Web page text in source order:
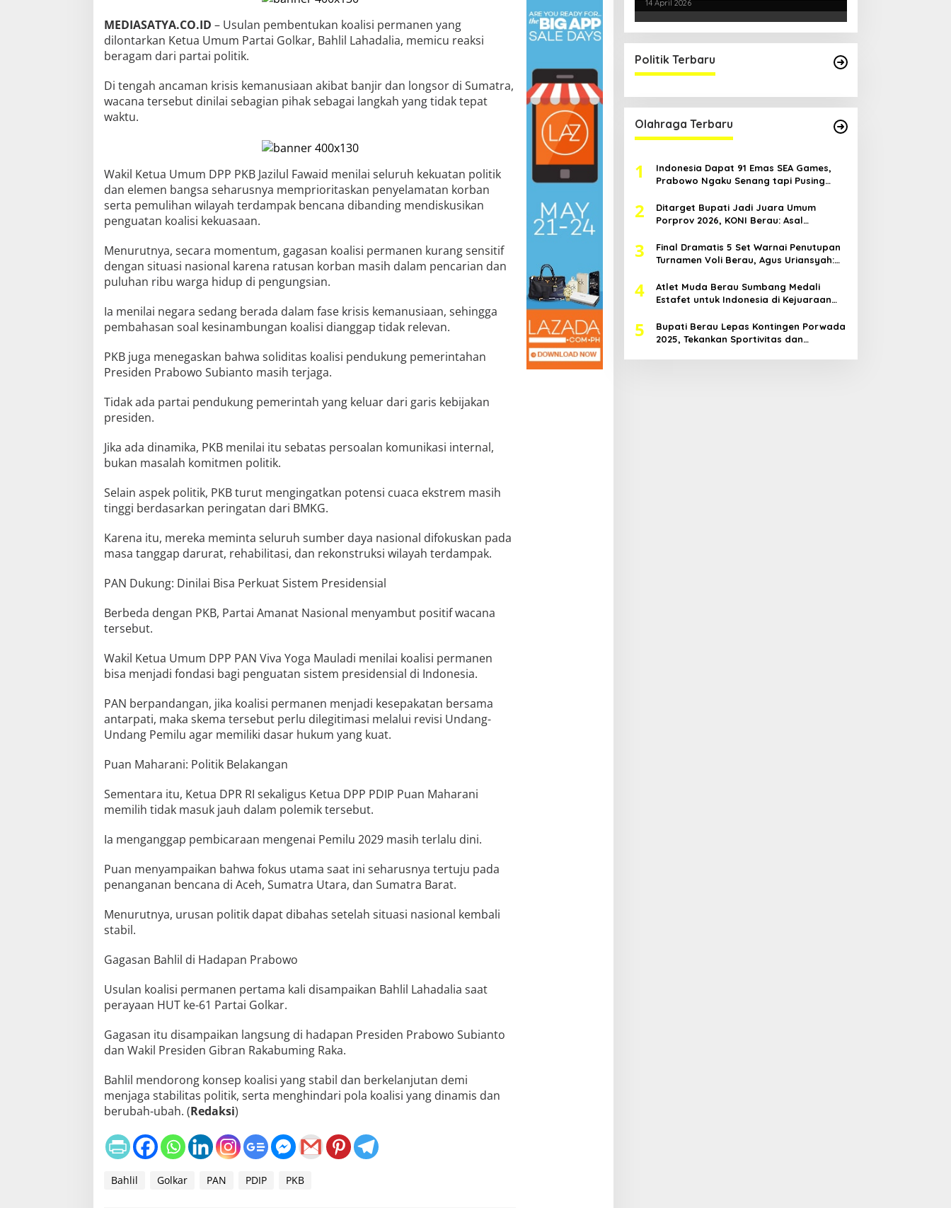
MEDIASATYA.CO.ID – Usulan pembentukan koalisi permanen yang
dilontarkan Ketua Umum Partai Golkar, Bahlil Lahadalia, memicu reaksi
beragam dari partai politik.
Di tengah ancaman krisis kemanusiaan akibat banjir dan longsor di Sumatra,
wacana tersebut dinilai sebagian pihak sebagai langkah yang tidak tepat
waktu.
Wakil Ketua Umum DPP PKB Jazilul Fawaid menilai seluruh kekuatan politik
dan elemen bangsa seharusnya memprioritaskan penyelamatan korban
serta pemulihan wilayah terdampak bencana dibanding mendiskusikan
penguatan koalisi kekuasaan.
Menurutnya, secara momentum, gagasan koalisi permanen kurang sensitif
dengan situasi nasional karena ratusan korban masih dalam pencarian dan
puluhan ribu warga hidup di pengungsian.
Ia menilai negara sedang berada dalam fase krisis kemanusiaan, sehingga
pembahasan soal kesinambungan koalisi dianggap tidak relevan.
PKB juga menegaskan bahwa soliditas koalisi pendukung pemerintahan
Presiden Prabowo Subianto masih terjaga.
Tidak ada partai pendukung pemerintah yang keluar dari garis kebijakan
presiden.
Jika ada dinamika, PKB menilai itu sebatas persoalan komunikasi internal,
bukan masalah komitmen politik.
Selain aspek politik, PKB turut mengingatkan potensi cuaca ekstrem masih
tinggi berdasarkan peringatan dari BMKG.
Karena itu, mereka meminta seluruh sumber daya nasional difokuskan pada
masa tanggap darurat, rehabilitasi, dan rekonstruksi wilayah terdampak.
PAN Dukung: Dinilai Bisa Perkuat Sistem Presidensial
Berbeda dengan PKB, Partai Amanat Nasional menyambut positif wacana
tersebut.
Wakil Ketua Umum DPP PAN Viva Yoga Mauladi menilai koalisi permanen
bisa menjadi fondasi bagi penguatan sistem presidensial di Indonesia.
PAN berpandangan, jika koalisi permanen menjadi kesepakatan bersama
antarpati, maka skema tersebut perlu dilegitimasi melalui revisi Undang-
Undang Pemilu agar memiliki dasar hukum yang kuat.
Puan Maharani: Politik Belakangan
Sementara itu, Ketua DPR RI sekaligus Ketua DPP PDIP Puan Maharani
memilih tidak masuk jauh dalam polemik tersebut.
Ia menganggap pembicaraan mengenai Pemilu 2029 masih terlalu dini.
Puan menyampaikan bahwa fokus utama saat ini seharusnya tertuju pada
penanganan bencana di Aceh, Sumatra Utara, dan Sumatra Barat.
Menurutnya, urusan politik dapat dibahas setelah situasi nasional kembali
stabil.
Gagasan Bahlil di Hadapan Prabowo
Usulan koalisi permanen pertama kali disampaikan Bahlil Lahadalia saat
perayaan HUT ke-61 Partai Golkar.
Gagasan itu disampaikan langsung di hadapan Presiden Prabowo Subianto
dan Wakil Presiden Gibran Rakabuming Raka.
Bahlil mendorong konsep koalisi yang stabil dan berkelanjutan demi
menjaga stabilitas politik, serta menghindari pola koalisi yang dinamis dan
berubah-ubah. (Redaksi)
Bahlil Golkar PAN PDIP PKB
14 April 2026
Politik Terbaru
Olahraga Terbaru
1
Indonesia Dapat 91 Emas SEA Games,
Prabowo Ngaku Senang tapi Pusing
2
Ditarget Bupati Jadi Juara Umum
Porprov 2026, KONI Berau: Asal
3
Final Dramatis 5 Set Warnai Penutupan
Turnamen Voli Berau, Agus Uriansyah:
4
Atlet Muda Berau Sumbang Medali
Estafet untuk Indonesia di Kejuaraan
5
Bupati Berau Lepas Kontingen Porwada
2025, Tekankan Sportivitas dan